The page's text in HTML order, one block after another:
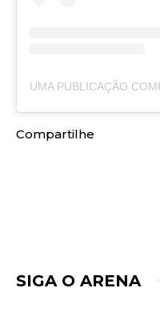
Compartilhe
SIGA O ARENA